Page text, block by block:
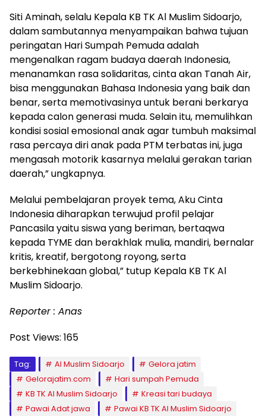
Siti Aminah, selalu Kepala KB TK Al Muslim Sidoarjo,
dalam sambutannya menyampaikan bahwa tujuan
peringatan Hari Sumpah Pemuda adalah
mengenalkan ragam budaya daerah Indonesia,
menanamkan rasa solidaritas, cinta akan Tanah Air,
bisa menggunakan Bahasa Indonesia yang baik dan
benar, serta memotivasinya untuk berani berkarya
kepada calon generasi muda. Selain itu, memulihkan
kondisi sosial emosional anak agar tumbuh maksimal
rasa percaya diri anak pada PTM terbatas ini, juga
mengasah motorik kasarnya melalui gerakan tarian
daerah,” ungkapnya.
Melalui pembelajaran proyek tema, Aku Cinta
Indonesia diharapkan terwujud profil pelajar
Pancasila yaitu siswa yang beriman, bertaqwa
kepada TYME dan berakhlak mulia, mandiri, bernalar
kritis, kreatif, bergotong royong, serta
berkebhinekaan global,” tutup Kepala KB TK Al
Muslim Sidoarjo.
Reporter : Anas
Post Views: 165
Tag: Al Muslim Sidoarjo
Gelora jatim
Gelorajatim.com
Hari sumpah Pemuda
KB TK Al Muslim Sidoarjo
Kreasi tari budaya
Pawai Adat jawa
Pawai KB TK Al Muslim Sidoarjo